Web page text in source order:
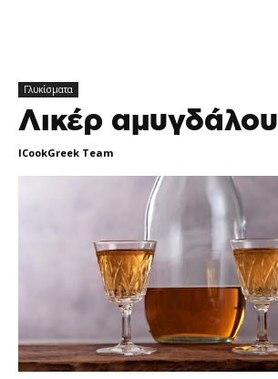
Γλυκίσματα
Λικέρ αμυγδάλου
ICookGreek Team